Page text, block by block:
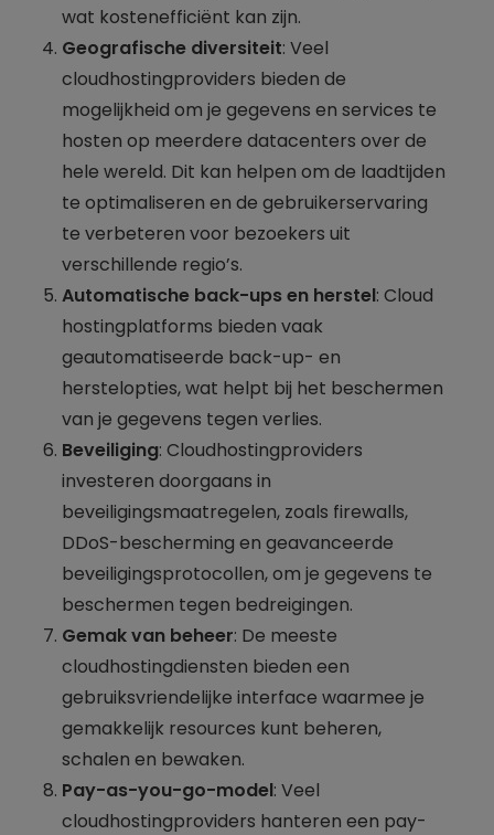
wat kostenefficiënt kan zijn.
Geografische diversiteit: Veel
cloudhostingproviders bieden de
mogelijkheid om je gegevens en services te
hosten op meerdere datacenters over de
hele wereld. Dit kan helpen om de laadtijden
te optimaliseren en de gebruikerservaring
te verbeteren voor bezoekers uit
verschillende regio’s.
Automatische back-ups en herstel: Cloud
hostingplatforms bieden vaak
geautomatiseerde back-up- en
herstelopties, wat helpt bij het beschermen
van je gegevens tegen verlies.
Beveiliging: Cloudhostingproviders
investeren doorgaans in
beveiligingsmaatregelen, zoals firewalls,
DDoS-bescherming en geavanceerde
beveiligingsprotocollen, om je gegevens te
beschermen tegen bedreigingen.
Gemak van beheer: De meeste
cloudhostingdiensten bieden een
gebruiksvriendelijke interface waarmee je
gemakkelijk resources kunt beheren,
schalen en bewaken.
Pay-as-you-go-model: Veel
cloudhostingproviders hanteren een pay-